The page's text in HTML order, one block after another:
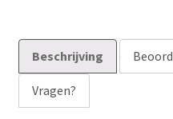
Beschrijving
Vragen?